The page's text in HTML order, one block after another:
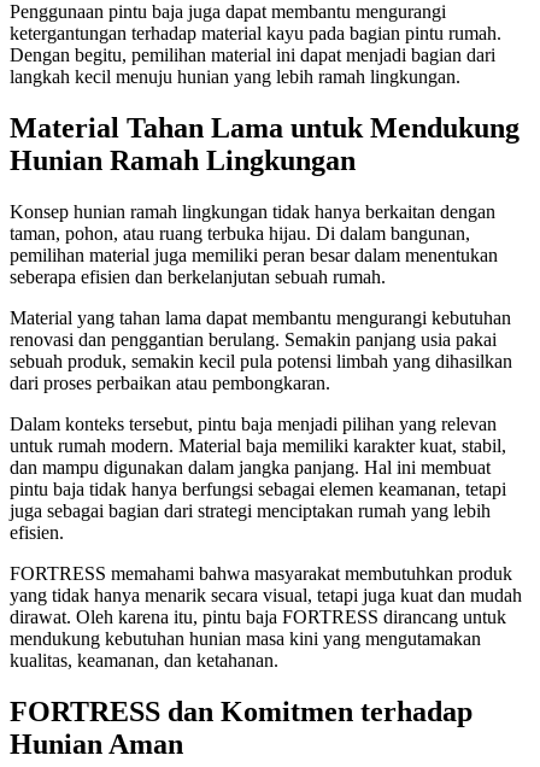
Penggunaan pintu baja juga dapat membantu mengurangi
ketergantungan terhadap material kayu pada bagian pintu rumah.
Dengan begitu, pemilihan material ini dapat menjadi bagian dari
langkah kecil menuju hunian yang lebih ramah lingkungan.
Material Tahan Lama untuk Mendukung
Hunian Ramah Lingkungan
Konsep hunian ramah lingkungan tidak hanya berkaitan dengan
taman, pohon, atau ruang terbuka hijau. Di dalam bangunan,
pemilihan material juga memiliki peran besar dalam menentukan
seberapa efisien dan berkelanjutan sebuah rumah.
Material yang tahan lama dapat membantu mengurangi kebutuhan
renovasi dan penggantian berulang. Semakin panjang usia pakai
sebuah produk, semakin kecil pula potensi limbah yang dihasilkan
dari proses perbaikan atau pembongkaran.
Dalam konteks tersebut, pintu baja menjadi pilihan yang relevan
untuk rumah modern. Material baja memiliki karakter kuat, stabil,
dan mampu digunakan dalam jangka panjang. Hal ini membuat
pintu baja tidak hanya berfungsi sebagai elemen keamanan, tetapi
juga sebagai bagian dari strategi menciptakan rumah yang lebih
efisien.
FORTRESS memahami bahwa masyarakat membutuhkan produk
yang tidak hanya menarik secara visual, tetapi juga kuat dan mudah
dirawat. Oleh karena itu, pintu baja FORTRESS dirancang untuk
mendukung kebutuhan hunian masa kini yang mengutamakan
kualitas, keamanan, dan ketahanan.
FORTRESS dan Komitmen terhadap
Hunian Aman